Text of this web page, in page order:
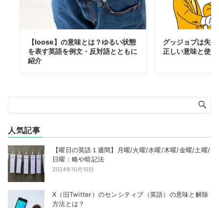
【loose】の意味とは？ゆるい状態
を表す英語を例文・反対語とともに
紹介
グッジョブは失
正しい意味と使
人気記事
【曜日の英語１週間】月曜/火曜/水曜/木曜/金曜/土曜/
日曜：略や暗記法
2024年10月10日
X（旧Twitter）のセンシティブ（英語）の意味と解除
方法とは？